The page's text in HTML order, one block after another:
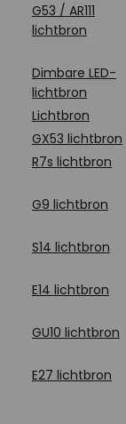
G53 / AR111
lichtbron
Dimbare LED-
lichtbron
Lichtbron
GX53 lichtbron
R7s lichtbron
G9 lichtbron
S14 lichtbron
E14 lichtbron
GU10 lichtbron
E27 lichtbron